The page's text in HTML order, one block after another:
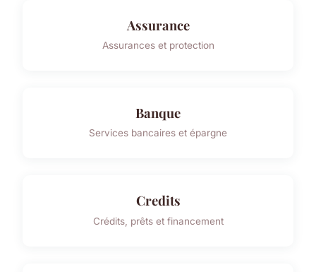
Assurance
Assurances et protection
Banque
Services bancaires et épargne
Credits
Crédits, prêts et financement